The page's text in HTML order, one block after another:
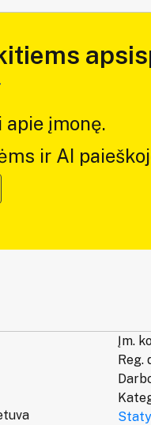
įmonę.
ir AI
Įm.
Reg.